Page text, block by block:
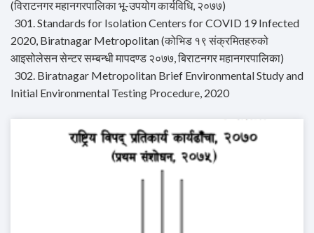
(विराटनगर महानगरपालिका भू-उपयोग कार्यविधि, २०७७)
301. Standards for Isolation Centers for COVID 19 Infected
2020, Biratnagar Metropolitan (कोभिड १९ संक्रमितहरुको
आइसोलेसन सेन्टर सम्बन्धी मापदण्ड २०७७, बिराटनगर महानगरपालिका)
302. Biratnagar Metropolitan Brief Environmental Study and
Initial Environmental Testing Procedure, 2020